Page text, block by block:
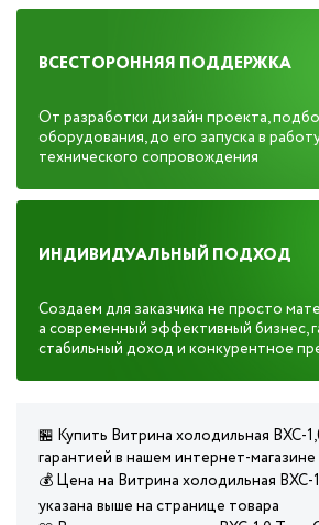
ВСЕСТОРОННЯЯ ПОДДЕРЖКА
От разработки дизайн проекта,
оборудования, до его запуска в
технического сопровождения
ИНДИВИДУАЛЬНЫЙ ПОДХОД
Создаем для заказчика не просто
а современный эффективный бизнес,
стабильный доход и конкурентное
🏪 Купить Витрина холодильная ВХС-
гарантией в нашем интернет-магазине
💰 Цена на Витрина холодильная ВХС-
указана выше на странице товара